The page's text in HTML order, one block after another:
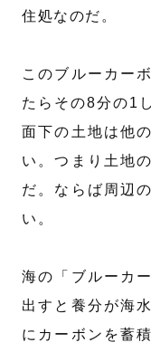
住処なのだ。
このブルーカー
たらその8分の1
面下の土地は他
い。つまり土地
だ。ならば周辺
い。
海の「ブルーカ
出すと養分が海
にカーボンを蓄